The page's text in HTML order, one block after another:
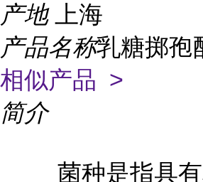
产地
上海
产品名称乳糖掷孢
相似产品 >
简介
菌种是指具有相